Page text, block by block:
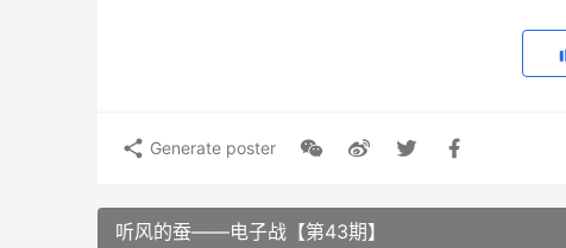
Generate poster
听风的蚕——电子战【第43期】